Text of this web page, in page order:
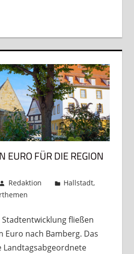
EURO FÜR DIE REGION
Redaktion Hallstadt,
fließen
Euro nach Bamberg. Das